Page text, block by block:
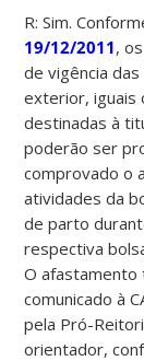
R: Sim.
19/12/2011,
de vigência
exterior, iguais
destinadas à
poderão ser
comprovado o
atividades da
de parto
respectiva
O
comunicado à
pela Pró-
orientador,